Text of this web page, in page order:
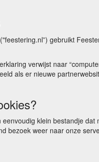
gebruikt
verwijst naar
als er nieuwe
eenvoudig klein bestandje
bezoek weer naar onze